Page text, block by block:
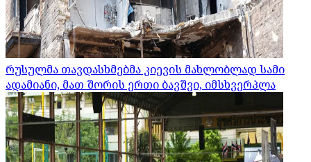
რუსულმა თავდასხმებმა კიევის მახლობლად სამი
ადამიანი, მათ შორის ერთი ბავშვი, იმსხვერპლა